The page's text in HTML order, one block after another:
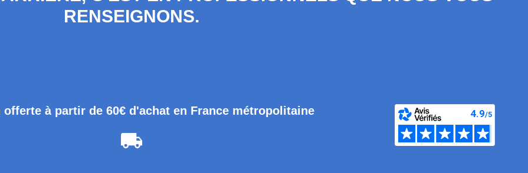
RENSEIGNONS.
à partir de 60€ d'achat en France métropolitaine